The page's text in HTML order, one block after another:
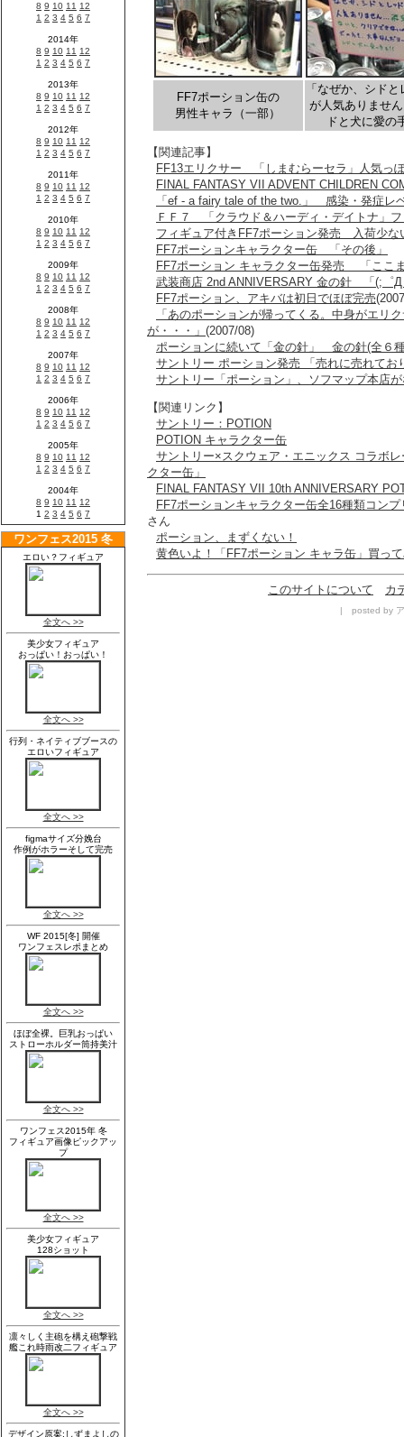
FF7ポーション缶の
男性キャラ（一部）
「なぜか、シド
が人気ありませ
ドと犬に愛の
【関連記事】
FF13エリクサー 「しまむらーセラ」人気っ
FINAL FANTASY VII ADVENT CHILDREN
「ef - a fairy tale of the two.」 感染・発症
ＦＦ７ 「クラウド＆ハーディ・デイトナ」
フィギュア付きFF7ポーション発売 入荷少な
FF7ポーションキャラクター缶 「その後」
FF7ポーション キャラクター缶発売 「ここ
武装商店 2nd ANNIVERSARY 金の針 「(;゜Д
FF7ポーション、アキバは初日でほぼ完売
「あのポーションが帰ってくる。中身がエリ
が・・・」 (2007/08)
ポーションに続いて「金の針」 金の針(全６
サントリー ポーション発売 「売れに売れてお
サントリー「ポーション」、ソフマップ本店
【関連リンク】
サントリー：POTION
POTION キャラクター缶
サントリー×スクウェア・エニックス コラボ
クター缶」
FINAL FANTASY VII 10th ANNIVERSARY
FF7ポーションキャラクター缶全16種類コン
さん
ポーション、まずくない！
黄色いよ！「FF7ポーション キャラ缶」買っ
このサイトについて カ
| posted by ア